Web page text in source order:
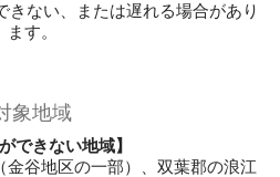
きない、または遅れる場合があり
ます。
象地域
できない地域】
谷地区の一部）、双葉郡の浪江